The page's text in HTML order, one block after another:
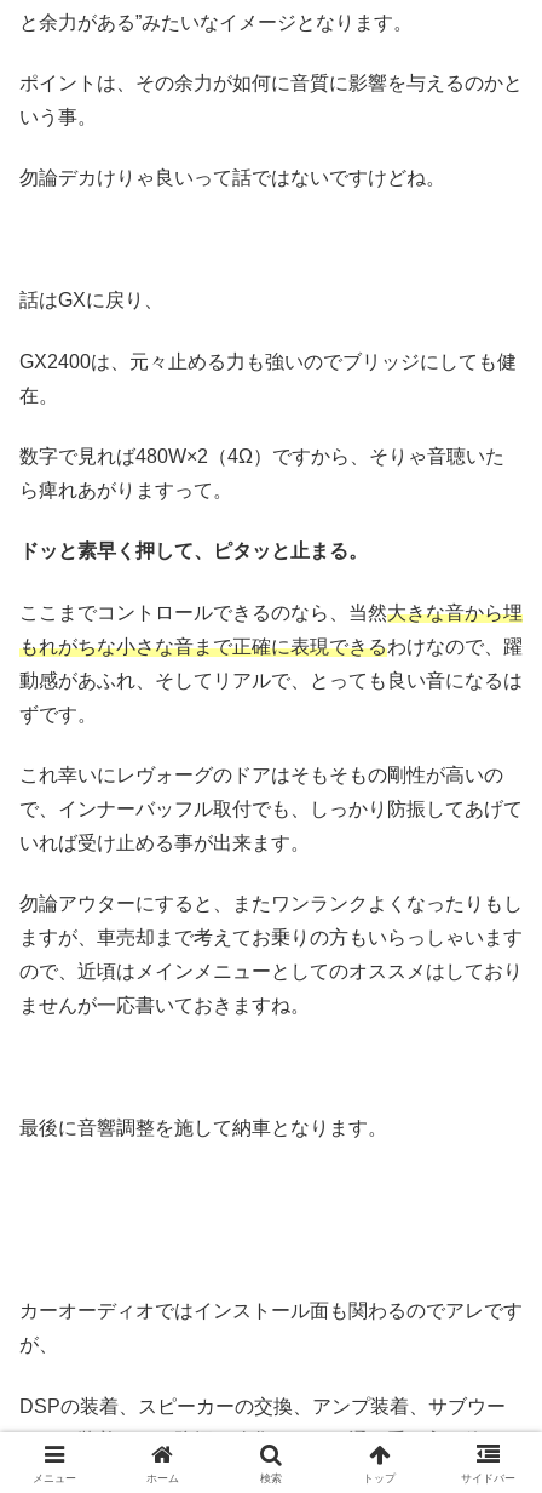
と余力がある”みたいなイメージとなります。
ポイントは、その余力が如何に音質に影響を与えるのかと
いう事。
勿論デカけりゃ良いって話ではないですけどね。
話はGXに戻り、
GX2400は、元々止める力も強いのでブリッジにしても健
在。
数字で見れば480W×2（4Ω）ですから、そりゃ音聴いた
ら痺れあがりますって。
ドッと素早く押して、ピタッと止まる。
ここまでコントロールできるのなら、当然大きな音から埋
もれがちな小さな音まで正確に表現できるわけなので、躍
動感があふれ、そしてリアルで、とっても良い音になるは
ずです。
これ幸いにレヴォーグのドアはそもそもの剛性が高いの
で、インナーバッフル取付でも、しっかり防振してあげて
いれば受け止める事が出来ます。
勿論アウターにすると、またワンランクよくなったりもし
ますが、車売却まで考えてお乗りの方もいらっしゃいます
ので、近頃はメインメニューとしてのオススメはしており
ませんが一応書いておきますね。
最後に音響調整を施して納車となります。
カーオーディオではインストール面も関わるのでアレです
が、
DSPの装着、スピーカーの交換、アンプ装着、サブウー
ファー装着、ドア防振の強化など、一通り手を入れ終わっ
た時に、さらなる音質向上を求めるのであれば、物量の話
メニュー ホーム 検索 トップ サイドバー